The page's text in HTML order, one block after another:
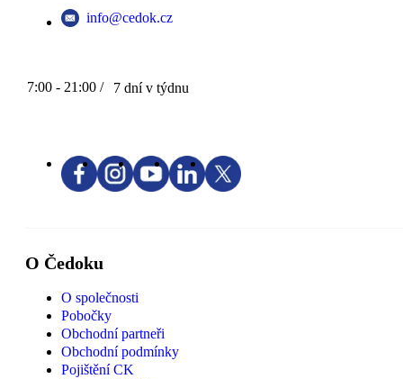
info@cedok.cz
7:00 - 21:00 / 7 dní v týdnu
O Čedoku
O společnosti
Pobočky
Obchodní partneři
Obchodní podmínky
Pojištění CK